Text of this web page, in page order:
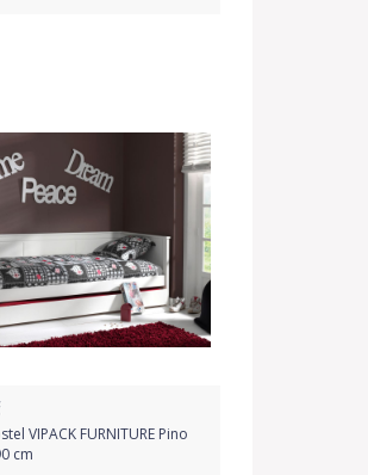
VIPACK FURNITURE Pino
cm